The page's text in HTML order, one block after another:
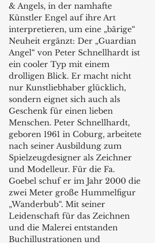
& Angels, in der namhafte
Künstler Engel auf ihre Art
interpretieren, um eine „bärige“
Neuheit ergänzt: Der „Guardian
Angel“ von Peter Schnellhardt ist
ein cooler Typ mit einem
drolligen Blick. Er macht nicht
nur Kunstliebhaber glücklich,
sondern eignet sich auch als
Geschenk für einen lieben
Menschen. Peter Schnellhardt,
geboren 1961 in Coburg, arbeitete
nach seiner Ausbildung zum
Spielzeugdesigner als Zeichner
und Modelleur. Für die Fa.
Goebel schuf er im Jahr 2000 die
zwei Meter große Hummelfigur
„Wanderbub“. Mit seiner
Leidenschaft für das Zeichnen
und die Malerei entstanden
Buchillustrationen und